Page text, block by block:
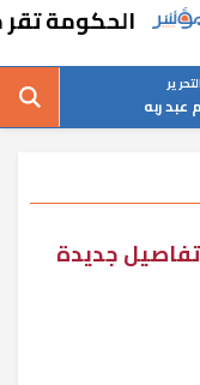
تقر
عبد ربه
جديدة